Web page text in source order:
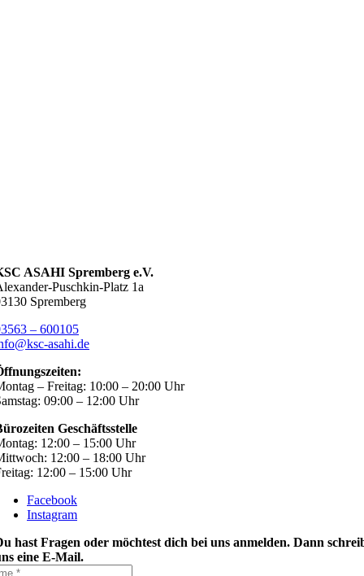
ASAHI Spremberg e.V.
Puschkin-Platz 1a
Spremberg
– 600105
asahi.de
– Freitag: 10:00 – 20:00 Uhr
09:00 – 12:00 Uhr
Geschäftsstelle
12:00 – 15:00 Uhr
12:00 – 18:00 Uhr
12:00 – 15:00 Uhr
Facebook
Instagram
hast Fragen oder möchtest dich bei uns anmelden. Dann
eine E-Mail.